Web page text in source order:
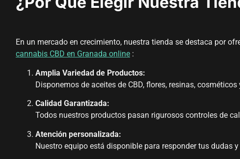
En un mercado en crecimiento, nuestra tienda se destaca por
cannabis CBD en Granada online :
Amplia Variedad de Productos:
Disponemos de aceites de CBD, flores, resinas,
Calidad Garantizada:
Todos nuestros productos pasan rigurosos controles de
Atención personalizada:
Nuestro equipo está disponible para responder tus dudas